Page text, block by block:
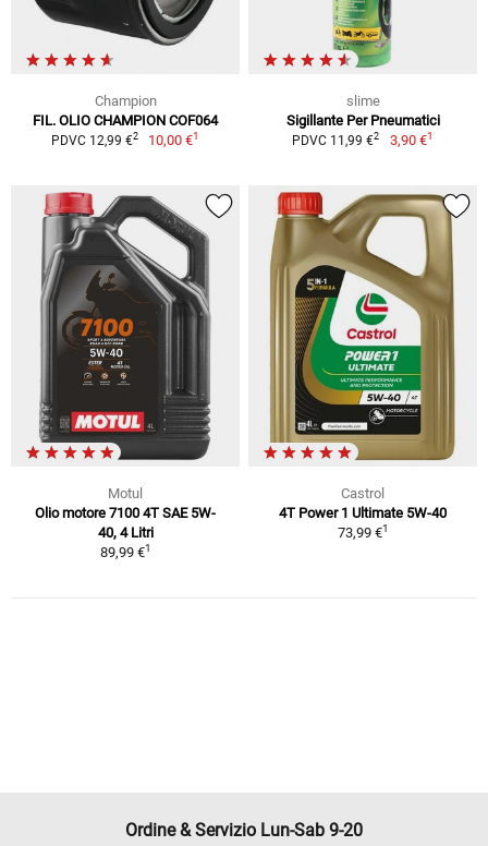
Champion
FIL. OLIO CHAMPION COF064
PDVC 12,99 €2 10,00 €1
slime
Sigillante Per Pneumatici
PDVC 11,99 €2 3,90 €1
Motul
Olio motore 7100 4T SAE 5W-
40, 4 Litri
89,99 €1
Castrol
4T Power 1 Ultimate 5W-40
73,99 €1
Ordine & Servizio Lun-Sab 9-20